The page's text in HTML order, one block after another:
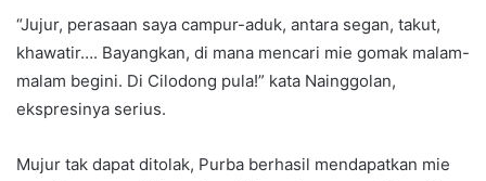
“Jujur, perasaan saya campur-aduk, antara segan, takut,
khawatir…. Bayangkan, di mana mencari mie gomak malam-
malam begini. Di Cilodong pula!” kata Nainggolan,
ekspresinya serius.
Mujur tak dapat ditolak, Purba berhasil mendapatkan mie